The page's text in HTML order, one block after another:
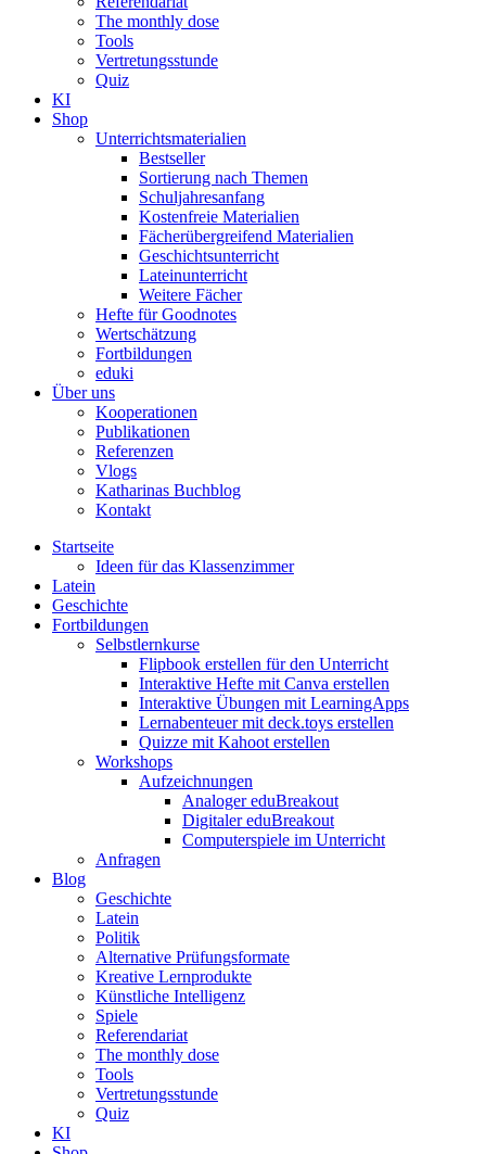
The monthly dose
Tools
Vertretungsstunde
Quiz
KI
Shop
Unterrichtsmaterialien
Bestseller
Sortierung nach Themen
Schuljahresanfang
Kostenfreie Materialien
Fächerübergreifend Materialien
Geschichtsunterricht
Lateinunterricht
Weitere Fächer
Hefte für Goodnotes
Wertschätzung
Fortbildungen
eduki
Über uns
Kooperationen
Publikationen
Referenzen
Vlogs
Katharinas Buchblog
Kontakt
Startseite
Ideen für das Klassenzimmer
Latein
Geschichte
Fortbildungen
Selbstlernkurse
Flipbook erstellen für den Unterricht
Interaktive Hefte mit Canva erstellen
Interaktive Übungen mit LearningApps
Lernabenteuer mit deck.toys erstellen
Quizze mit Kahoot erstellen
Workshops
Aufzeichnungen
Analoger eduBreakout
Digitaler eduBreakout
Computerspiele im Unterricht
Anfragen
Blog
Geschichte
Latein
Politik
Alternative Prüfungsformate
Kreative Lernprodukte
Künstliche Intelligenz
Spiele
Referendariat
The monthly dose
Tools
Vertretungsstunde
Quiz
KI